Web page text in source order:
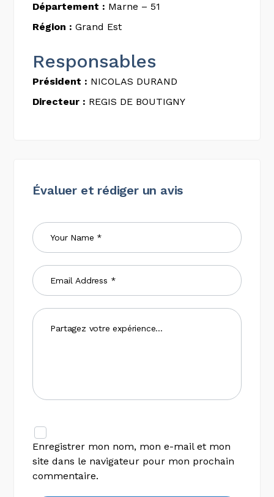
Département : Marne – 51
Région : Grand Est
Responsables
Président : NICOLAS DURAND
Directeur : REGIS DE BOUTIGNY
Évaluer et rédiger un avis
Enregistrer mon nom, mon e-mail et mon
site dans le navigateur pour mon prochain
commentaire.